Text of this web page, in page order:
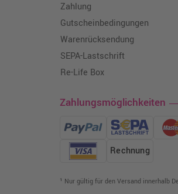
Zahlung
Gutscheinbedingungen
Warenrücksendung
SEPA-Lastschrift
Re-Life Box
Zahlungsmöglichkeiten
Rechnung
¹ Nur gültig für den Versand innerhalb